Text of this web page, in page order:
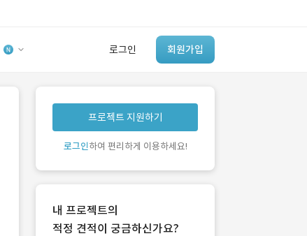
로그인 회원가입
유사사례 검색 AI
‘이런 거’ 만들어본
개발 회사 있어?
프로젝트 지원하기
로그인하여 편리하게 이용하세요!
내 프로젝트의
적정 견적이 궁금하신가요?